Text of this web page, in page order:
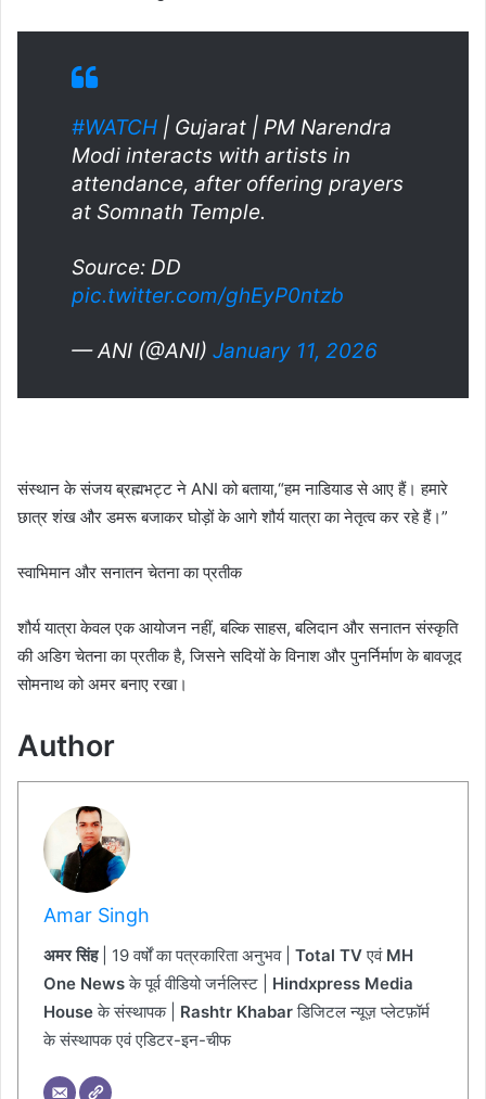
#WATCH | Gujarat | PM Narendra
Modi interacts with artists in
attendance, after offering prayers
at Somnath Temple.
Source: DD
pic.twitter.com/ghEyP0ntzb
— ANI (@ANI) January 11, 2026
संस्थान के संजय ब्रह्मभट्ट ने ANI को बताया,“हम नाडियाड से आए हैं। हमारे
छात्र शंख और डमरू बजाकर घोड़ों के आगे शौर्य यात्रा का नेतृत्व कर रहे हैं।”
स्वाभिमान और सनातन चेतना का प्रतीक
शौर्य यात्रा केवल एक आयोजन नहीं, बल्कि साहस, बलिदान और सनातन संस्कृति
की अडिग चेतना का प्रतीक है, जिसने सदियों के विनाश और पुनर्निर्माण के बावजूद
सोमनाथ को अमर बनाए रखा।
Author
Amar Singh
अमर सिंह| 19 वर्षों का पत्रकारिता अनुभव | Total TVएवं MH
One Newsके पूर्व वीडियो जर्नलिस्ट | Hindxpress Media
Houseके संस्थापक | Rashtr Khabarडिजिटल न्यूज़ प्लेटफ़ॉर्म
के संस्थापक एवं एडिटर-इन-चीफ